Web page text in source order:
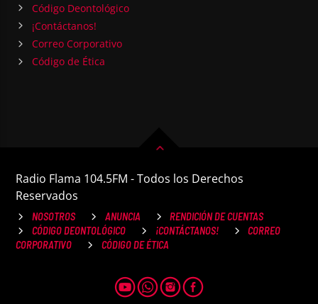
Código Deontológico
¡Contáctanos!
Correo Corporativo
Código de Ética
Radio Flama 104.5FM - Todos los Derechos
Reservados
NOSOTROS ANUNCIA
RENDICIÓN DE CUENTAS
CÓDIGO DEONTOLÓGICO
¡CONTÁCTANOS!
CORREO
CORPORATIVO
CÓDIGO DE ÉTICA